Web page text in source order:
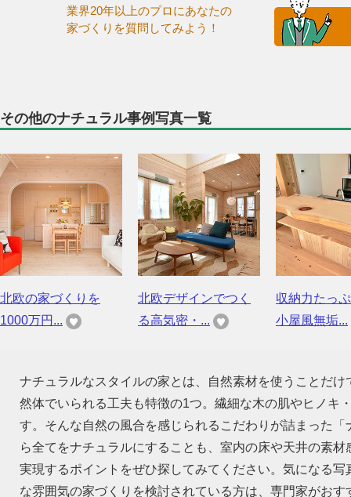
業界20年以上のプロにあなたの
家づくりを質問してみよう！
その他のナチュラル事例写真一覧
北欧の家づくりを
1000万円...
北欧デザインでつく
る高気密・...
収納力たっ
小屋風無垢...
ナチュラルなスタイルの家とは、自然素材を使うことだ
然体でいられる工夫も特徴の1つ。繊細な木の肌やヒノキ
す。そんな自然の風合を感じられるこだわりが詰まった
ら全てをナチュラルにすることも、室内の床や天井の素
実現するポイントをぜひ探してみてください。気になる
な雰囲気の家づくりを検討されている方は、専門家がお